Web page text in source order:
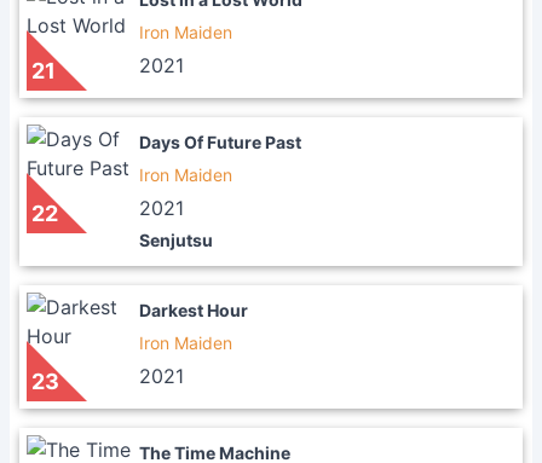
21
Iron Maiden
2021
22
Days Of Future Past
Iron Maiden
2021
Senjutsu
23
Darkest Hour
Iron Maiden
2021
The Time Machine